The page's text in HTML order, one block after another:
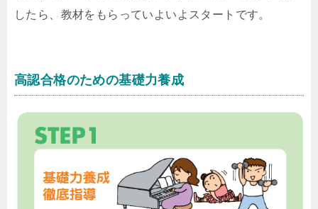
したら、教材をもらっていよいよスタートです。
高認合格のための基礎力養成